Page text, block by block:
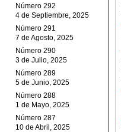
Número 292
4 de Septiembre, 2025
Número 291
7 de Agosto, 2025
Número 290
3 de Julio, 2025
Número 289
5 de Junio, 2025
Número 288
1 de Mayo, 2025
Número 287
10 de Abril, 2025